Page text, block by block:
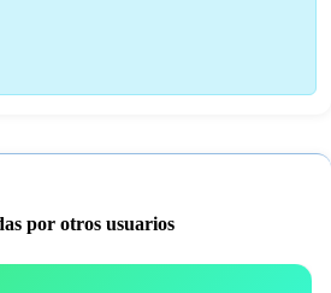
por otros usuarios